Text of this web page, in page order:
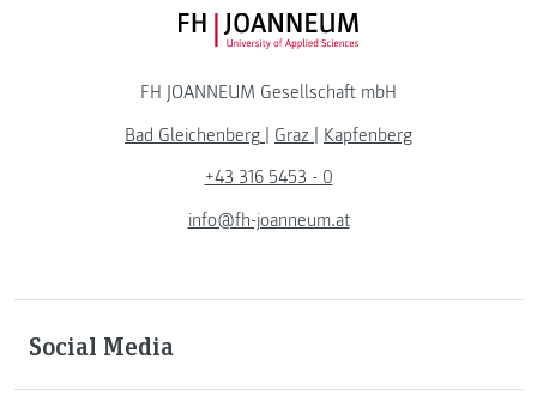
FH JOANNEUM Logo
FH JOANNEUM Gesellschaft mbH
Bad Gleichenberg | Graz | Kapfenberg
+43 316 5453 - 0
info@fh-joanneum.at
Social Media